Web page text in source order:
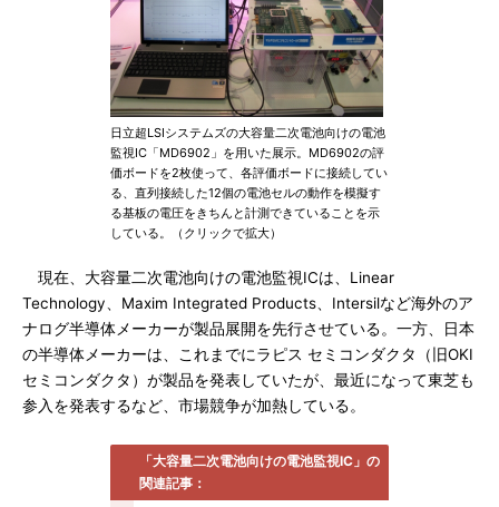
日立超LSIシステムズの大容量二次電池向けの電池
監視IC「MD6902」を用いた展示。MD6902の評
価ボードを2枚使って、各評価ボードに接続してい
る、直列接続した12個の電池セルの動作を模擬す
る基板の電圧をきちんと計測できていることを示
している。（クリックで拡大）
現在、大容量二次電池向けの電池監視ICは、Linear
Technology、Maxim Integrated Products、Intersilなど海外のア
ナログ半導体メーカーが製品展開を先行させている。一方、日本
の半導体メーカーは、これまでにラピス セミコンダクタ（旧OKI
セミコンダクタ）が製品を発表していたが、最近になって東芝も
参入を発表するなど、市場競争が加熱している。
「大容量二次電池向けの電池監視IC」の
関連記事：